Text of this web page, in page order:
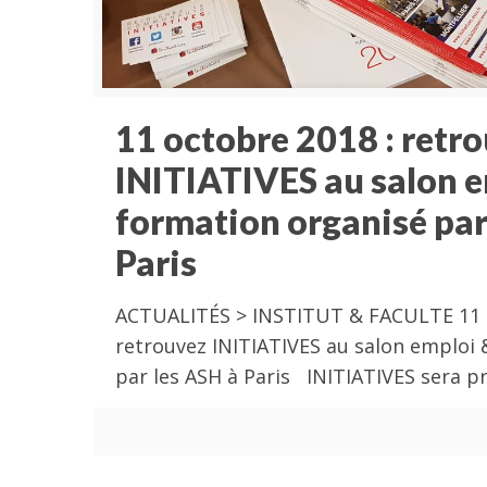
11 octobre 2018 :
INITIATIVES au salon
formation organisé par
Paris
ACTUALITÉS > INSTITUT & FACULTE
retrouvez INITIATIVES au salon
par les ASH à Paris INITIATIVES sera